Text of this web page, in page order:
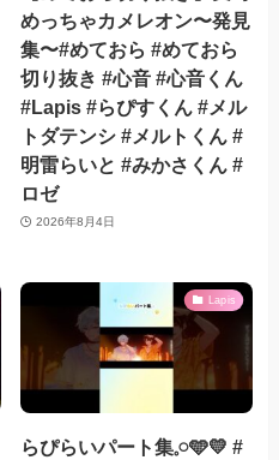
めっちゃカメレオン〜発見
集〜#めておら #めておら
切り抜き #心音 #心音くん
#Lapis #らぴすくん #メル
トダテンシ #メルトくん #
明雷らいと #みかさくん #
ロゼ
2026年8月4日
Lapis
らぴらいパート集𓈒𓏸︎︎︎︎🩵💛 #